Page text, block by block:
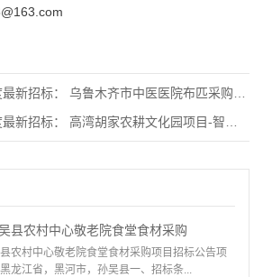
招标： 乌鲁木齐市中医医院布匹采购项目招标公
招标： 高湾胡家农耕文化园项目-智能温室大棚
县农村中心敬老院食堂食材采购
农村中心敬老院食堂食材采购项目招标公告项
龙江省，黑河市，孙吴县一、招标条...